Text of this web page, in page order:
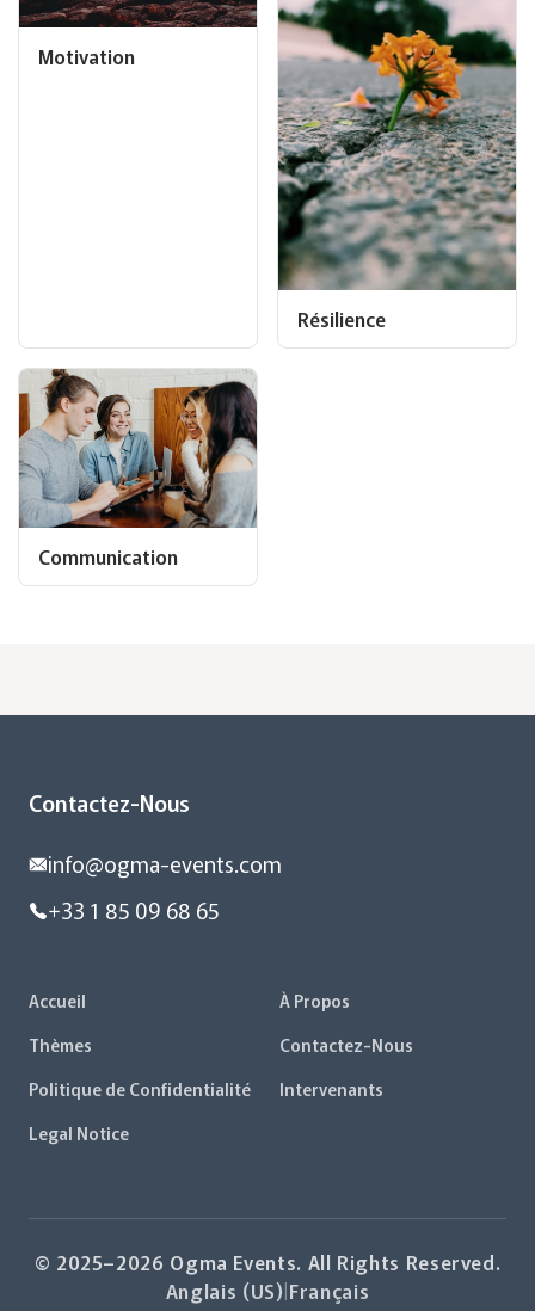
Motivation
Résilience
Communication
Contactez-Nous
info@ogma-events.com
+33 1 85 09 68 65
Accueil
À Propos
Thèmes
Contactez-Nous
Politique de Confidentialité
Intervenants
Legal Notice
© 2025–2026 Ogma Events. All Rights Reserved.
Anglais (US)|Français